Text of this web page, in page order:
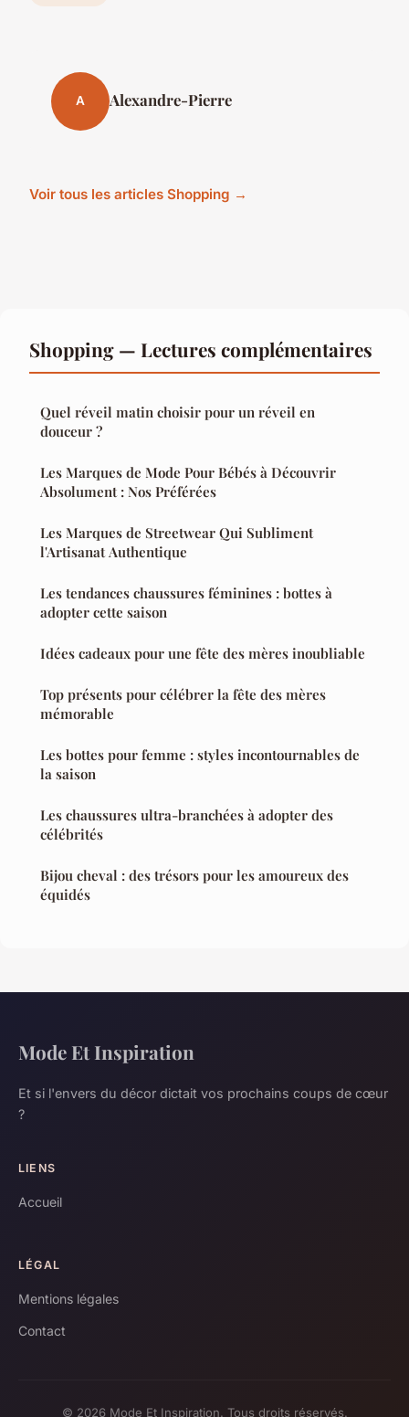
A Alexandre-Pierre
Voir tous les articles Shopping →
Shopping — Lectures complémentaires
Quel réveil matin choisir pour un réveil en
douceur ?
Les Marques de Mode Pour Bébés à Découvrir
Absolument : Nos Préférées
Les Marques de Streetwear Qui Subliment
l'Artisanat Authentique
Les tendances chaussures féminines : bottes à
adopter cette saison
Idées cadeaux pour une fête des mères inoubliable
Top présents pour célébrer la fête des mères
mémorable
Les bottes pour femme : styles incontournables de
la saison
Les chaussures ultra-branchées à adopter des
célébrités
Bijou cheval : des trésors pour les amoureux des
équidés
Mode Et Inspiration
Et si l'envers du décor dictait vos prochains coups de cœur
?
LIENS
Accueil
LÉGAL
Mentions légales
Contact
© 2026 Mode Et Inspiration. Tous droits réservés.